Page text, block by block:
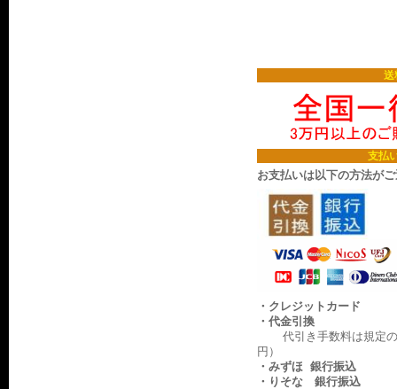
送
支払
お支払いは以下の方法が
・クレジットカード
・代金引換
代引き手数料は規定の
円）
・みずほ 銀行振込
・りそな 銀行振込